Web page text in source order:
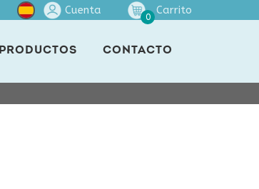
Cuenta
0
Carrito
PRODUCTOS CONTACTO